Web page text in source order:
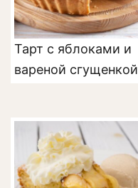
Тарт с яблоками и
вареной сгущенкой